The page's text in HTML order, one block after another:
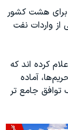
برای هشت کشور
از واردات نفت
کرده اند که
آماده
توافق جامع تر